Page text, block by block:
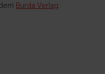
Burda Verlag